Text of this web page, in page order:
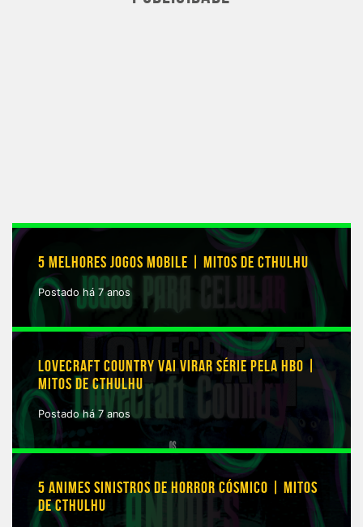
permitirá
5 MELHORES JOGOS MOBILE | MITOS DE CTHULHU
Postado há 7 anos
LOVECRAFT COUNTRY VAI VIRAR SÉRIE PELA HBO |
MITOS DE CTHULHU
Postado há 7 anos
5 ANIMES SINISTROS DE HORROR CÓSMICO | MITOS
DE CTHULHU